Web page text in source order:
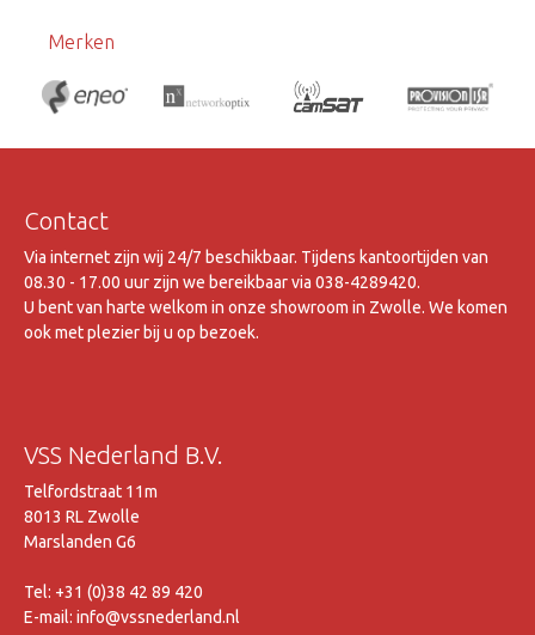
Merken
Contact
Via internet zijn wij 24/7 beschikbaar. Tijdens kantoortijden van
08.30 - 17.00 uur zijn we bereikbaar via 038-4289420.
U bent van harte welkom in onze showroom in Zwolle. We komen
ook met plezier bij u op bezoek.
VSS Nederland B.V.
Telfordstraat 11m
8013 RL Zwolle
Marslanden G6
Tel: +31 (0)38 42 89 420
E-mail: info@vssnederland.nl